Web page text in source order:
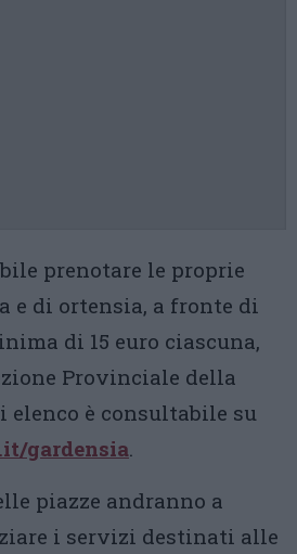
prenotare le proprie
e di ortensia, a fronte di
di 15 euro ciascuna,
Provinciale della
è consultabile su
gardensia.
piazze andranno a
i servizi destinati alle